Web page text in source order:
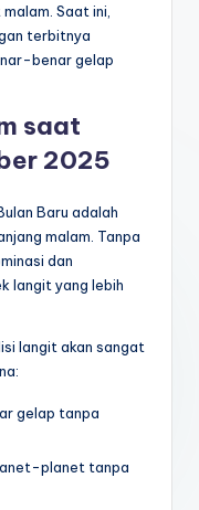
Saat ini,
terbitnya
benar gelap
saat
2025
Baru adalah
malam. Tanpa
dan
langit yang lebih
langit akan sangat
gelap tanpa
planet tanpa